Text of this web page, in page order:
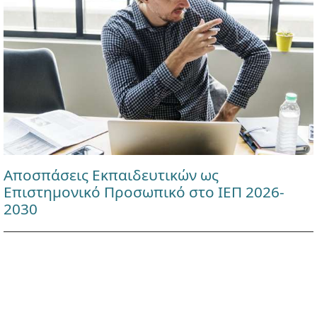
Αποσπάσεις Εκπαιδευτικών ως
Επιστημονικό Προσωπικό στο ΙΕΠ 2026-
2030